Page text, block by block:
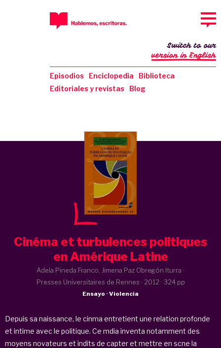
Episodios Enciclopedia
Biblioteca
Editoriales y revistas
Blog
Switch to our
version in English
Cinéma et turbulences politiques
en Amérique Latine
Adela Pineda Franco, Jimena Paz Obregón Iturra ·
Presses Universitaires de Rennes · 2012 · 324 pp
Ensayo · Violencia
Depuis sa naissance, le cinma entretient une relation profonde
et intime avec le politique. Ce mdia inventa notamment des
moyens novateurs et indits de capter et mettre en scne la